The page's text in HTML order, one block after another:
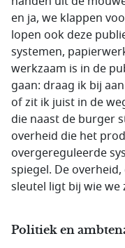
en ja, we klappen
lopen ook deze
systemen,
werkzaam is in de
gaan: draag ik bij
of zit ik juist in de
die naast de burger
overheid die het
overgereguleerde
spiegel. De
sleutel ligt bij wie we
Politiek en